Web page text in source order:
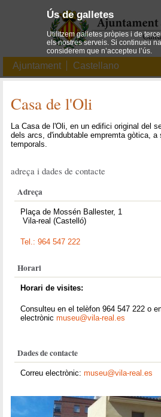
Ajuntament Castellano
Casa de l'Oli
La Casa de l'Oli, en un edifici original del
dels arcs, d'indubtable empremta gòtica, a
temporals.
adreça i dades de contacte
Adreça
Plaça de Mossén Ballester, 1
Vila-real (Castelló)
Tel.: 964 547 222
Horari
Horari de visites:
Consulteu en el telèfon 964 547 222 o
electrònicmuseu@vila-real.es
Dades de contacte
Correu electrònic:museu@vila-real.es
Ús de galletes
Utilitzem galletes pròpies i de
els nostres serveis. Si continueu
considerem que n’accepteu l’ús.